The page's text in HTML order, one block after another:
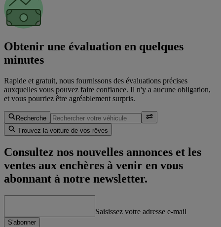
Obtenir une évaluation en quelques
minutes
Rapide et gratuit, nous fournissons des évaluations précises
auxquelles vous pouvez faire confiance. Il n'y a aucune obligation,
et vous pourriez être agréablement surpris.
Recherche
Trouvez la voiture de vos rêves
Consultez nos nouvelles annonces et les
ventes aux enchères à venir en vous
abonnant à notre newsletter.
Saisissez votre adresse e-mail
S'abonner